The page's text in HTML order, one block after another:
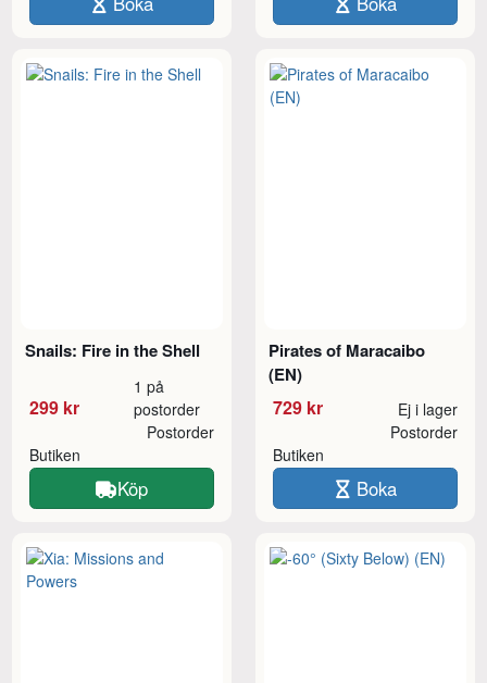
Snails: Fire in the Shell
299 kr
1 på
postorder
Butiken
Postorder
Köp
Pirates of Maracaibo
(EN)
729 kr Ej i lager
Butiken
Postorder
Boka